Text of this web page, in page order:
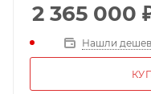
2 365 000
Нашли